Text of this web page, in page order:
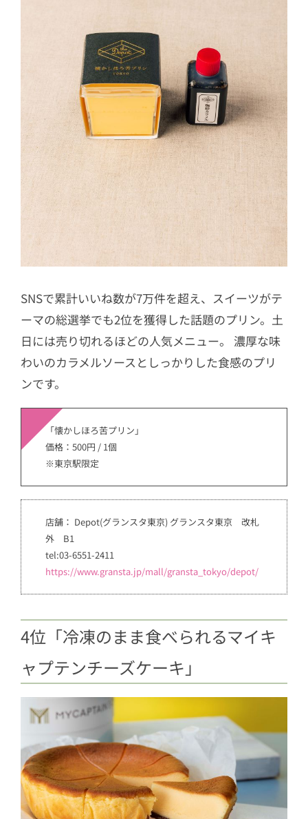
SNSで累計いいね数が7万件を超え、スイーツがテ
ーマの総選挙でも2位を獲得した話題のプリン。土
日には売り切れるほどの人気メニュー。 濃厚な味
わいのカラメルソースとしっかりした食感のプリ
ンです。
「懐かしほろ苦プリン」
価格：500円 / 1個
※東京駅限定
店舗： Depot(グランスタ東京) グランスタ東京 改札
外 B1
tel:03-6551-2411
https://www.gransta.jp/mall/gransta_tokyo/depot/
4位「冷凍のまま食べられるマイキ
ャプテンチーズケーキ」